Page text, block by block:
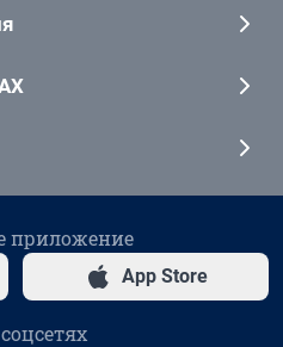
приложение
App Store